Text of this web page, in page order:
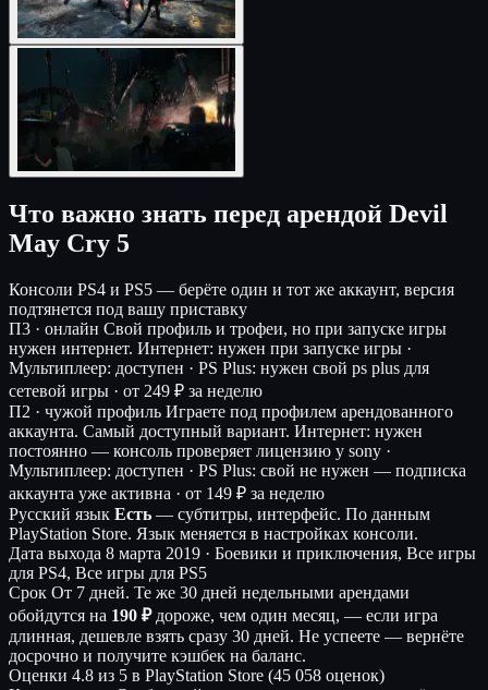
Что важно знать перед арендой Devil
May Cry 5
Консоли PS4 и PS5 — берёте один и тот же аккаунт, версия
подтянется под вашу приставку
П3 · онлайн Свой профиль и трофеи, но при запуске игры
нужен интернет. Интернет: нужен при запуске игры ·
Мультиплеер: доступен · PS Plus: нужен свой ps plus для
сетевой игры · от 249 ₽ за неделю
П2 · чужой профиль Играете под профилем арендованного
аккаунта. Самый доступный вариант. Интернет: нужен
постоянно — консоль проверяет лицензию у sony ·
Мультиплеер: доступен · PS Plus: свой не нужен — подписка
аккаунта уже активна · от 149 ₽ за неделю
Русский язык Есть — субтитры, интерфейс. По данным
PlayStation Store. Язык меняется в настройках консоли.
Дата выхода 8 марта 2019 · Боевики и приключения, Все игры
для PS4, Все игры для PS5
Срок От 7 дней. Те же 30 дней недельными арендами
обойдутся на 190 ₽дороже, чем один месяц, — если игра
длинная, дешевле взять сразу 30 дней. Не успеете — вернёте
досрочно и получите кэшбек на баланс.
Оценки 4.8 из 5 в PlayStation Store (45 058 оценок)